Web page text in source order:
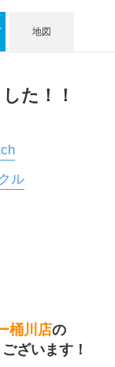
地図
た！！
ル
桶川店の
ざいます！